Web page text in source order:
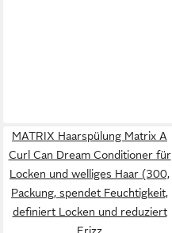
MATRIX Haarspülung Matrix A
Curl Can Dream Conditioner für
Locken und welliges Haar (300,
Packung, spendet Feuchtigkeit,
definiert Locken und reduziert